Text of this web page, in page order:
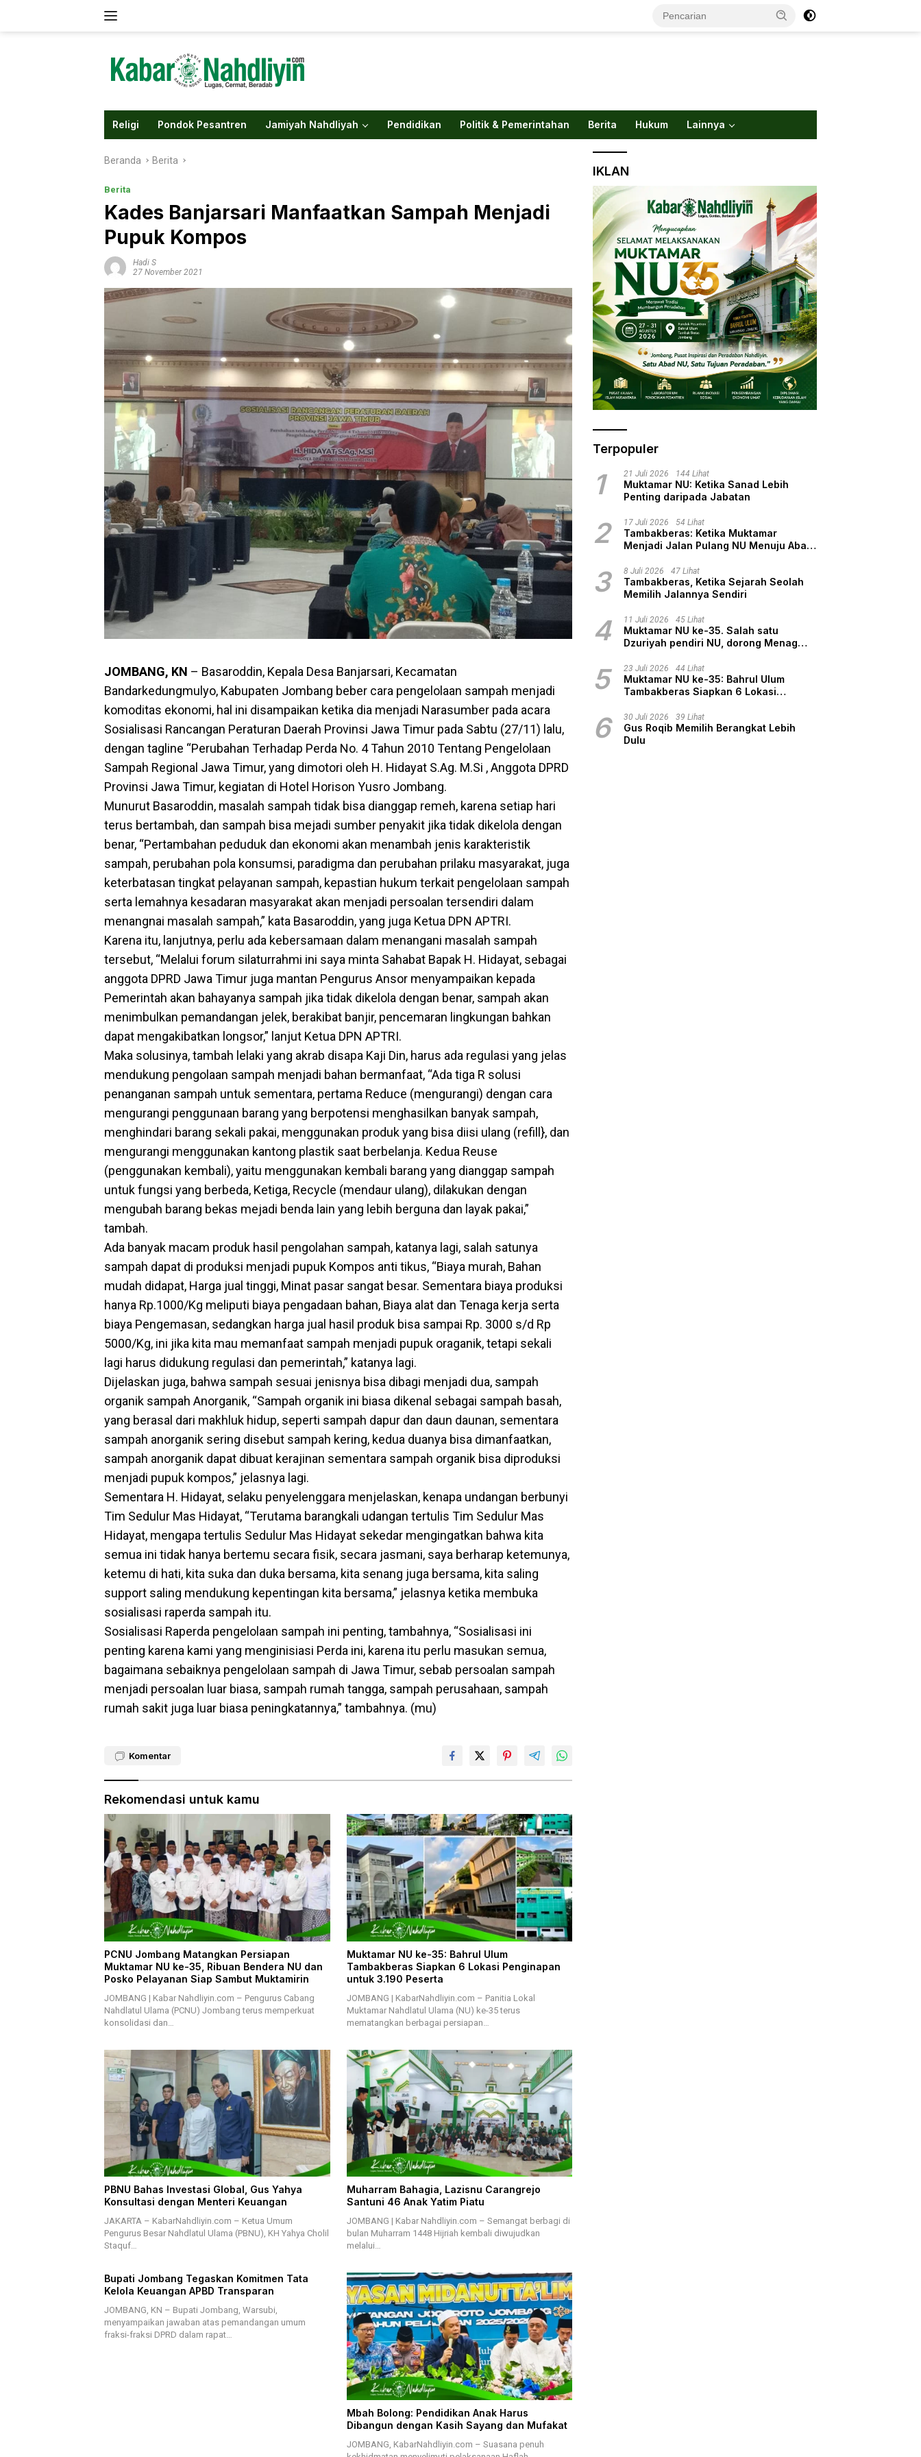
Religi Pondok Pesantren Jamiyah Nahdliyah Pendidikan Politik & Pemerintahan Berita Hukum Lainnya
Beranda Berita
Berita
Kades Banjarsari Manfaatkan Sampah Menjadi
Pupuk Kompos
Hadi S
27 November 2021
JOMBANG, KN – Basaroddin, Kepala Desa Banjarsari, Kecamatan
Bandarkedungmulyo, Kabupaten Jombang beber cara pengelolaan sampah menjadi
komoditas ekonomi, hal ini disampaikan ketika dia menjadi Narasumber pada acara
Sosialisasi Rancangan Peraturan Daerah Provinsi Jawa Timur pada Sabtu (27/11) lalu,
dengan tagline “Perubahan Terhadap Perda No. 4 Tahun 2010 Tentang Pengelolaan
Sampah Regional Jawa Timur, yang dimotori oleh H. Hidayat S.Ag. M.Si , Anggota DPRD
Provinsi Jawa Timur, kegiatan di Hotel Horison Yusro Jombang.
Munurut Basaroddin, masalah sampah tidak bisa dianggap remeh, karena setiap hari
terus bertambah, dan sampah bisa mejadi sumber penyakit jika tidak dikelola dengan
benar, “Pertambahan peduduk dan ekonomi akan menambah jenis karakteristik
sampah, perubahan pola konsumsi, paradigma dan perubahan prilaku masyarakat, juga
keterbatasan tingkat pelayanan sampah, kepastian hukum terkait pengelolaan sampah
serta lemahnya kesadaran masyarakat akan menjadi persoalan tersendiri dalam
menangnai masalah sampah,” kata Basaroddin, yang juga Ketua DPN APTRI.
Karena itu, lanjutnya, perlu ada kebersamaan dalam menangani masalah sampah
tersebut, “Melalui forum silaturrahmi ini saya minta Sahabat Bapak H. Hidayat, sebagai
anggota DPRD Jawa Timur juga mantan Pengurus Ansor menyampaikan kepada
Pemerintah akan bahayanya sampah jika tidak dikelola dengan benar, sampah akan
menimbulkan pemandangan jelek, berakibat banjir, pencemaran lingkungan bahkan
dapat mengakibatkan longsor,” lanjut Ketua DPN APTRI.
Maka solusinya, tambah lelaki yang akrab disapa Kaji Din, harus ada regulasi yang jelas
mendukung pengolaan sampah menjadi bahan bermanfaat, “Ada tiga R solusi
penanganan sampah untuk sementara, pertama Reduce (mengurangi) dengan cara
mengurangi penggunaan barang yang berpotensi menghasilkan banyak sampah,
menghindari barang sekali pakai, menggunakan produk yang bisa diisi ulang (refill}, dan
mengurangi menggunakan kantong plastik saat berbelanja. Kedua Reuse
(penggunakan kembali), yaitu menggunakan kembali barang yang dianggap sampah
untuk fungsi yang berbeda, Ketiga, Recycle (mendaur ulang), dilakukan dengan
mengubah barang bekas mejadi benda lain yang lebih berguna dan layak pakai,”
tambah.
Ada banyak macam produk hasil pengolahan sampah, katanya lagi, salah satunya
sampah dapat di produksi menjadi pupuk Kompos anti tikus, “Biaya murah, Bahan
mudah didapat, Harga jual tinggi, Minat pasar sangat besar. Sementara biaya produksi
hanya Rp.1000/Kg meliputi biaya pengadaan bahan, Biaya alat dan Tenaga kerja serta
biaya Pengemasan, sedangkan harga jual hasil produk bisa sampai Rp. 3000 s/d Rp
5000/Kg, ini jika kita mau memanfaat sampah menjadi pupuk oraganik, tetapi sekali
lagi harus didukung regulasi dan pemerintah,” katanya lagi.
Dijelaskan juga, bahwa sampah sesuai jenisnya bisa dibagi menjadi dua, sampah
organik sampah Anorganik, “Sampah organik ini biasa dikenal sebagai sampah basah,
yang berasal dari makhluk hidup, seperti sampah dapur dan daun daunan, sementara
sampah anorganik sering disebut sampah kering, kedua duanya bisa dimanfaatkan,
sampah anorganik dapat dibuat kerajinan sementara sampah organik bisa diproduksi
menjadi pupuk kompos,” jelasnya lagi.
Sementara H. Hidayat, selaku penyelenggara menjelaskan, kenapa undangan berbunyi
Tim Sedulur Mas Hidayat, “Terutama barangkali udangan tertulis Tim Sedulur Mas
Hidayat, mengapa tertulis Sedulur Mas Hidayat sekedar mengingatkan bahwa kita
semua ini tidak hanya bertemu secara fisik, secara jasmani, saya berharap ketemunya,
ketemu di hati, kita suka dan duka bersama, kita senang juga bersama, kita saling
support saling mendukung kepentingan kita bersama,” jelasnya ketika membuka
sosialisasi raperda sampah itu.
Sosialisasi Raperda pengelolaan sampah ini penting, tambahnya, “Sosialisasi ini
penting karena kami yang menginisiasi Perda ini, karena itu perlu masukan semua,
bagaimana sebaiknya pengelolaan sampah di Jawa Timur, sebab persoalan sampah
menjadi persoalan luar biasa, sampah rumah tangga, sampah perusahaan, sampah
rumah sakit juga luar biasa peningkatannya,” tambahnya. (mu)
Komentar
Rekomendasi untuk kamu
PCNU Jombang Matangkan Persiapan
Muktamar NU ke-35, Ribuan Bendera NU dan
Posko Pelayanan Siap Sambut Muktamirin
JOMBANG | Kabar Nahdliyin.com – Pengurus Cabang
Nahdlatul Ulama (PCNU) Jombang terus memperkuat
konsolidasi dan…
Muktamar NU ke-35: Bahrul Ulum
Tambakberas Siapkan 6 Lokasi Penginapan
untuk 3.190 Peserta
JOMBANG | KabarNahdliyin.com – Panitia Lokal
Muktamar Nahdlatul Ulama (NU) ke-35 terus
mematangkan berbagai persiapan…
PBNU Bahas Investasi Global, Gus Yahya
Konsultasi dengan Menteri Keuangan
JAKARTA – KabarNahdliyin.com – Ketua Umum
Pengurus Besar Nahdlatul Ulama (PBNU), KH Yahya Cholil
Staquf…
Muharram Bahagia, Lazisnu Carangrejo
Santuni 46 Anak Yatim Piatu
JOMBANG | Kabar Nahdliyin.com – Semangat berbagi di
bulan Muharram 1448 Hijriah kembali diwujudkan
melalui…
Bupati Jombang Tegaskan Komitmen Tata
Kelola Keuangan APBD Transparan
JOMBANG, KN – Bupati Jombang, Warsubi,
menyampaikan jawaban atas pemandangan umum
fraksi-fraksi DPRD dalam rapat…
Mbah Bolong: Pendidikan Anak Harus
Dibangun dengan Kasih Sayang dan Mufakat
JOMBANG, KabarNahdliyin.com – Suasana penuh
IKLAN
Terpopuler
1 21 Juli 2026 144 Lihat
Muktamar NU: Ketika Sanad Lebih
Penting daripada Jabatan
2 17 Juli 2026 54 Lihat
Tambakberas: Ketika Muktamar
Menjadi Jalan Pulang NU Menuju Abad
3 8 Juli 2026 47 Lihat
Tambakberas, Ketika Sejarah Seolah
Memilih Jalannya Sendiri
4 11 Juli 2026 45 Lihat
Muktamar NU ke-35. Salah satu
Dzuriyah pendiri NU, dorong Menag
5 23 Juli 2026 44 Lihat
Muktamar NU ke-35: Bahrul Ulum
Tambakberas Siapkan 6 Lokasi
6 30 Juli 2026 39 Lihat
Gus Roqib Memilih Berangkat Lebih
Dulu